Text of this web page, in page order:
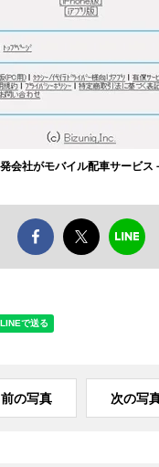
会社がモバイル配車サービス
前の写真 次の写